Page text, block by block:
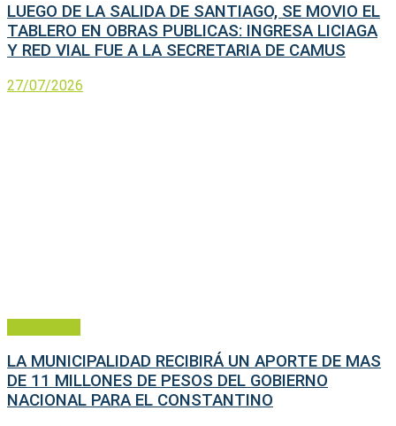
LUEGO DE LA SALIDA DE SANTIAGO, SE MOVIO EL
TABLERO EN OBRAS PUBLICAS: INGRESA LICIAGA
Y RED VIAL FUE A LA SECRETARIA DE CAMUS
27/07/2026
LA MUNICIPALIDAD RECIBIRÁ UN APORTE DE MAS
DE 11 MILLONES DE PESOS DEL GOBIERNO
NACIONAL PARA EL CONSTANTINO